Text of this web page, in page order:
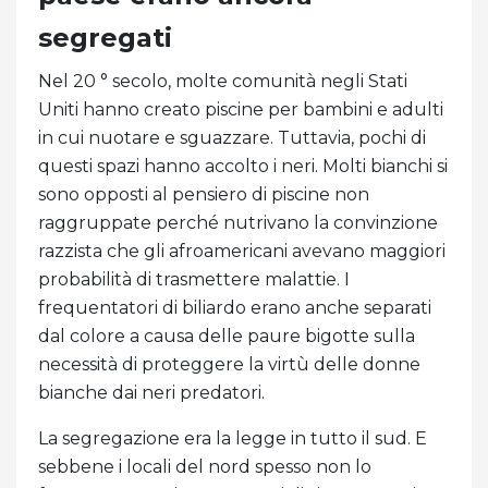
segregati
Nel 20 ° secolo, molte comunità negli Stati
Uniti hanno creato piscine per bambini e adulti
in cui nuotare e sguazzare. Tuttavia, pochi di
questi spazi hanno accolto i neri. Molti bianchi si
sono opposti al pensiero di piscine non
raggruppate perché nutrivano la convinzione
razzista che gli afroamericani avevano maggiori
probabilità di trasmettere malattie. I
frequentatori di biliardo erano anche separati
dal colore a causa delle paure bigotte sulla
necessità di proteggere la virtù delle donne
bianche dai neri predatori.
La segregazione era la legge in tutto il sud. E
sebbene i locali del nord spesso non lo